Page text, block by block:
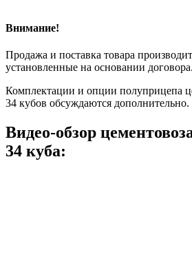
Внимание!
Продажа и поставка товара
установленные на основании договора.
Комплектации и опции полуприцепа
34 кубов обсуждаются дополнительно.
Видео-обзор
34 куба: